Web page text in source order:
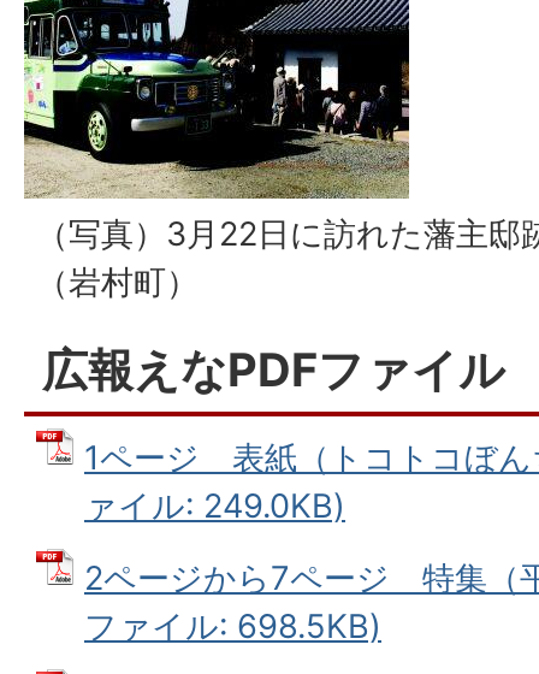
（写真）3月22日に訪れた藩主
（岩村町）
広報えなPDFファイル
1ページ 表紙（トコトコぼん
ァイル: 249.0KB)
2ページから7ページ 特集（
ファイル: 698.5KB)